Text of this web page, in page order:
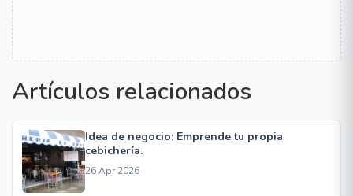
Artículos relacionados
Idea de negocio: Emprende tu propia
cebichería.
26 Apr 2026